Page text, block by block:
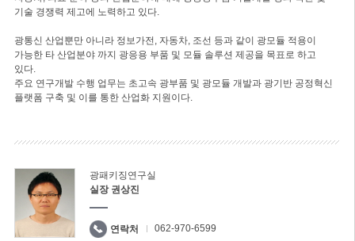
기술 경쟁력 제고에 노력하고 있다.
광통신 산업뿐만 아니라 정보가전, 자동차, 조선 등과 같이 광모듈 적용이
가능한 타 산업분야 까지 광응용 부품 및 모듈 솔루션 제공을 목표로 하고
있다.
주요 연구개발 수행 업무는 초고속 광부품 및 광모듈 개발과 광기반 공정혁신
플랫폼 구축 및 이를 통한 산업화 지원이다.
광패키징연구실
실장 권상진
연락처 062-970-6599